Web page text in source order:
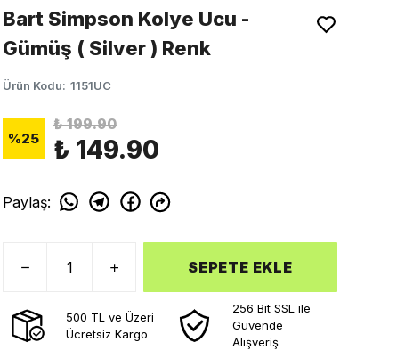
Bart Simpson Kolye Ucu -
Gümüş ( Silver ) Renk
Ürün Kodu: 1151UC
%25
₺ 199.90
₺ 149.90
Paylaş:
SEPETE EKLE
500 TL ve Üzeri
Ücretsiz Kargo
256 Bit SSL ile
Güvende
Alışveriş